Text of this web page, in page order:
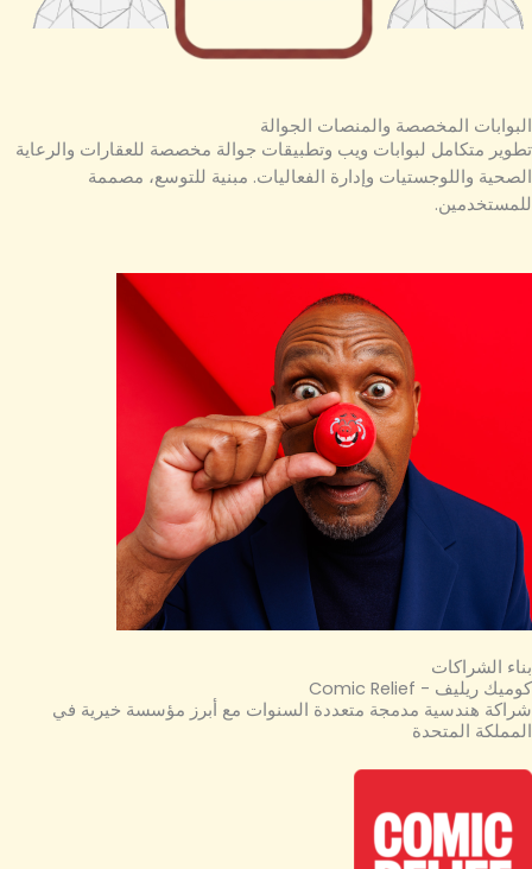
البوابات المخصصة والمنصات الجوالة
تطوير متكامل لبوابات ويب وتطبيقات جوالة مخصصة للعقارات والرعاية
الصحية واللوجستيات وإدارة الفعاليات. مبنية للتوسع، مصممة
للمستخدمين.
بناء الشراكات
كوميك ريليف - Comic Relief
شراكة هندسية مدمجة متعددة السنوات مع أبرز مؤسسة خيرية في
المملكة المتحدة